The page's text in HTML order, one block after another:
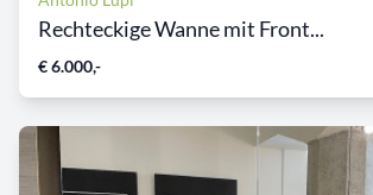
Rechteckige Wanne mit Front...
€ 6.000,-